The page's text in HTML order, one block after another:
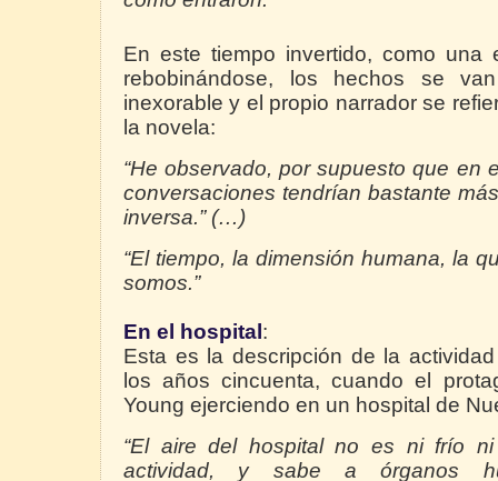
En este tiempo invertido, como una
rebobinándose, los hechos se
inexorable y el propio narrador se
la novela:
“He observado, por supuesto que en
conversaciones tendrían bastante
inversa.” (…)
“El tiempo, la dimensión humana, la
somos.”
En el hospital :
Esta es la descripción de la
los años cincuenta, cuando el
Young ejerciendo en un hospital de
“El aire del hospital no es ni frío
actividad, y sabe a órganos